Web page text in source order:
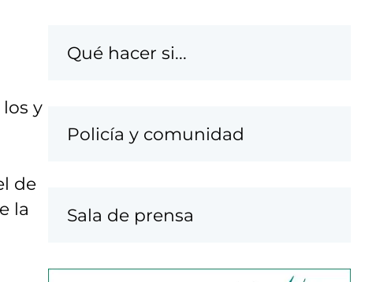
los y
de
la
Qué hacer si...
Policía y comunidad
Sala de prensa